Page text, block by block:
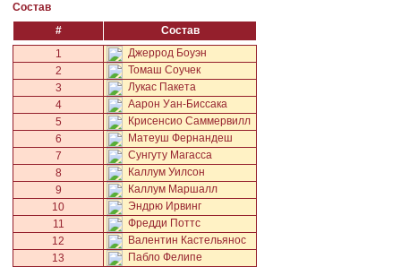
Состав
#
Состав
1
Джеррод Боуэн
2
Томаш Соучек
3
Лукас Пакета
4
Аарон Уан-Биссака
5
Крисенсио Саммервилл
6
Матеуш Фернандеш
7
Сунгуту Магасса
8
Каллум Уилсон
9
Каллум Маршалл
10
Эндрю Ирвинг
11
Фредди Поттс
12
Валентин Кастельянос
13
Пабло Фелипе